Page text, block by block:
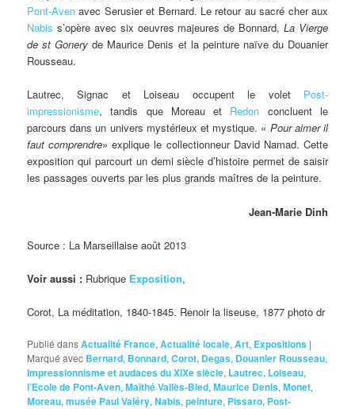
Pont-Aven avec Serusier et Bernard. Le retour au sacré cher aux
Nabis s’opère avec six oeuvres majeures de Bonnard,La Vierge
de st Gonery de Maurice Denis et la peinture naïve du Douanier
Rousseau.
Lautrec, Signac et Loiseau occupent le volet Post-
impressionisme, tandis que Moreau et Redon concluent le
parcours dans un univers mystérieux et mystique. « Pour aimer il
faut comprendre» explique le collectionneur David Namad. Cette
exposition qui parcourt un demi siècle d’histoire permet de saisir
les passages ouverts par les plus grands maîtres de la peinture.
Jean-Marie Dinh
Source : La Marseillaise août 2013
Voir aussi : Rubrique Exposition,
Corot, La méditation, 1840-1845. Renoir la liseuse, 1877 photo dr
Publié dansActualité France,Actualité locale,Art, Expositions |
Marqué avec Bernard, Bonnard,Corot, Degas, Douanier Rousseau,
Impressionnisme et audaces du XIXe siècle, Lautrec, Loiseau,
l’Ecole de Pont-Aven,Maïthé Vallès-Bled,Maurice Denis,Monet,
Moreau,musée Paul Valéry,Nabis,peinture, Pissaro, Post-